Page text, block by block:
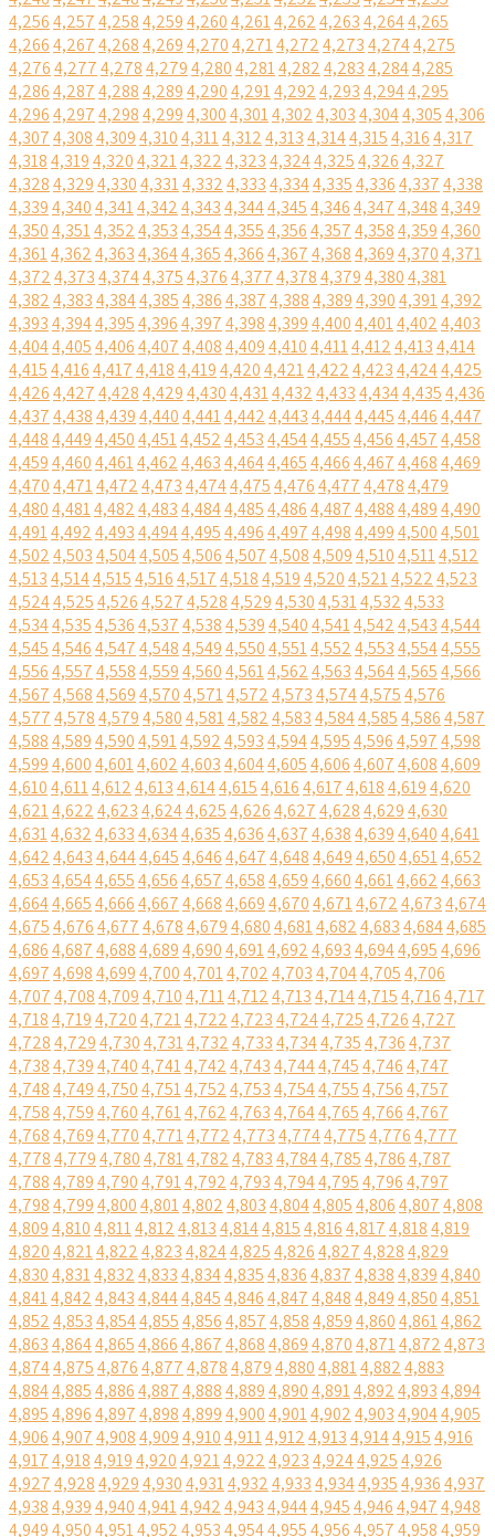
4,2564,2574,2584,2594,2604,2614,2624,2634,2644,265
4,2664,2674,2684,2694,2704,2714,2724,2734,2744,275
4,2764,2774,2784,2794,2804,2814,2824,2834,2844,285
4,2864,2874,2884,2894,2904,2914,2924,2934,2944,295
4,2964,2974,2984,2994,3004,3014,3024,3034,3044,3054,306
4,3074,3084,3094,3104,3114,3124,3134,3144,3154,3164,317
4,3184,3194,3204,3214,3224,3234,3244,3254,3264,327
4,3284,3294,3304,3314,3324,3334,3344,3354,3364,3374,338
4,3394,3404,3414,3424,3434,3444,3454,3464,3474,3484,349
4,3504,3514,3524,3534,3544,3554,3564,3574,3584,3594,360
4,3614,3624,3634,3644,3654,3664,3674,3684,3694,3704,371
4,3724,3734,3744,3754,3764,3774,3784,3794,3804,381
4,3824,3834,3844,3854,3864,3874,3884,3894,3904,3914,392
4,3934,3944,3954,3964,3974,3984,3994,4004,4014,4024,403
4,4044,4054,4064,4074,4084,4094,4104,4114,4124,4134,414
4,4154,4164,4174,4184,4194,4204,4214,4224,4234,4244,425
4,4264,4274,4284,4294,4304,4314,4324,4334,4344,4354,436
4,4374,4384,4394,4404,4414,4424,4434,4444,4454,4464,447
4,4484,4494,4504,4514,4524,4534,4544,4554,4564,4574,458
4,4594,4604,4614,4624,4634,4644,4654,4664,4674,4684,469
4,4704,4714,4724,4734,4744,4754,4764,4774,4784,479
4,4804,4814,4824,4834,4844,4854,4864,4874,4884,4894,490
4,4914,4924,4934,4944,4954,4964,4974,4984,4994,5004,501
4,5024,5034,5044,5054,5064,5074,5084,5094,5104,5114,512
4,5134,5144,5154,5164,5174,5184,5194,5204,5214,5224,523
4,5244,5254,5264,5274,5284,5294,5304,5314,5324,533
4,5344,5354,5364,5374,5384,5394,5404,5414,5424,5434,544
4,5454,5464,5474,5484,5494,5504,5514,5524,5534,5544,555
4,5564,5574,5584,5594,5604,5614,5624,5634,5644,5654,566
4,5674,5684,5694,5704,5714,5724,5734,5744,5754,576
4,5774,5784,5794,5804,5814,5824,5834,5844,5854,5864,587
4,5884,5894,5904,5914,5924,5934,5944,5954,5964,5974,598
4,5994,6004,6014,6024,6034,6044,6054,6064,6074,6084,609
4,6104,6114,6124,6134,6144,6154,6164,6174,6184,6194,620
4,6214,6224,6234,6244,6254,6264,6274,6284,6294,630
4,6314,6324,6334,6344,6354,6364,6374,6384,6394,6404,641
4,6424,6434,6444,6454,6464,6474,6484,6494,6504,6514,652
4,6534,6544,6554,6564,6574,6584,6594,6604,6614,6624,663
4,6644,6654,6664,6674,6684,6694,6704,6714,6724,6734,674
4,6754,6764,6774,6784,6794,6804,6814,6824,6834,6844,685
4,6864,6874,6884,6894,6904,6914,6924,6934,6944,6954,696
4,6974,6984,6994,7004,7014,7024,7034,7044,7054,706
4,7074,7084,7094,7104,7114,7124,7134,7144,7154,7164,717
4,7184,7194,7204,7214,7224,7234,7244,7254,7264,727
4,7284,7294,7304,7314,7324,7334,7344,7354,7364,737
4,7384,7394,7404,7414,7424,7434,7444,7454,7464,747
4,7484,7494,7504,7514,7524,7534,7544,7554,7564,757
4,7584,7594,7604,7614,7624,7634,7644,7654,7664,767
4,7684,7694,7704,7714,7724,7734,7744,7754,7764,777
4,7784,7794,7804,7814,7824,7834,7844,7854,7864,787
4,7884,7894,7904,7914,7924,7934,7944,7954,7964,797
4,7984,7994,8004,8014,8024,8034,8044,8054,8064,8074,808
4,8094,8104,8114,8124,8134,8144,8154,8164,8174,8184,819
4,8204,8214,8224,8234,8244,8254,8264,8274,8284,829
4,8304,8314,8324,8334,8344,8354,8364,8374,8384,8394,840
4,8414,8424,8434,8444,8454,8464,8474,8484,8494,8504,851
4,8524,8534,8544,8554,8564,8574,8584,8594,8604,8614,862
4,8634,8644,8654,8664,8674,8684,8694,8704,8714,8724,873
4,8744,8754,8764,8774,8784,8794,8804,8814,8824,883
4,8844,8854,8864,8874,8884,8894,8904,8914,8924,8934,894
4,8954,8964,8974,8984,8994,9004,9014,9024,9034,9044,905
4,9064,9074,9084,9094,9104,9114,9124,9134,9144,9154,916
4,9174,9184,9194,9204,9214,9224,9234,9244,9254,926
4,9274,9284,9294,9304,9314,9324,9334,9344,9354,9364,937
4,9384,9394,9404,9414,9424,9434,9444,9454,9464,9474,948
4,9494,9504,9514,9524,9534,9544,9554,9564,9574,9584,959